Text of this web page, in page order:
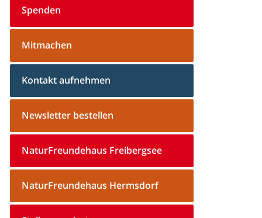
Spenden
Mitmachen
Kontakt aufnehmen
Newsletter bestellen
NaturFreundehaus Freibergsee
NaturFreundehaus Hermsdorf